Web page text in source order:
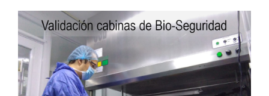
Monitoreo
De Temperatura Y Humedad